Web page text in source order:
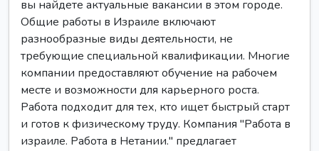
вы найдете актуальные вакансии в этом городе.
Общие работы в Израиле включают
разнообразные виды деятельности, не
требующие специальной квалификации. Многие
компании предоставляют обучение на рабочем
месте и возможности для карьерного роста.
Работа подходит для тех, кто ищет быстрый старт
и готов к физическому труду. Компания "Работа в
израиле. Работа в Нетании." предлагает